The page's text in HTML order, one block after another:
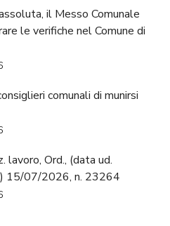
il Messo Comunale
le verifiche nel Comune di
comunali di munirsi
lavoro, Ord., (data ud.
15/07/2026, n. 23264